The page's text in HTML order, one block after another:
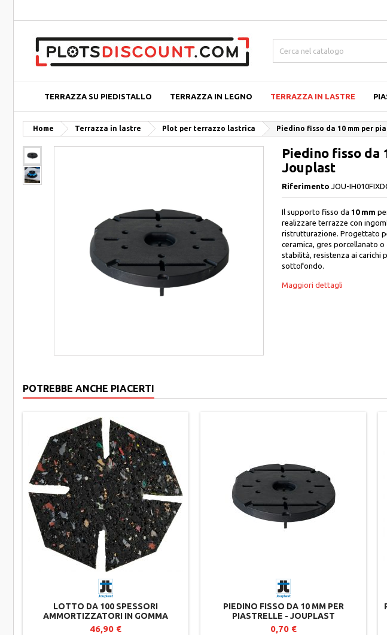
TERRAZZA SU PIEDISTALLO TERRAZZA IN LEGNO TERRAZZA IN LASTRE
Home Terrazza in lastre Plot per terrazzo lastrica Piedino fisso da 10 mm per
Piedino fisso da
Jouplast
Riferimento JOU-
Il supporto fisso da 10 mm
realizzare terrazze con
ristrutturazione. Progettato
ceramica, gres porcellanato
stabilità, resistenza ai carichi
sottofondo.
Maggiori dettagli
POTREBBE ANCHE PIACERTI
LOTTO DA 100 SPESSORI
AMMORTIZZATORI IN GOMMA
RICICLATA PER SUPPORTI TERRAZZA
46,90 €
PIEDINO FISSO DA 10 MM PER
PIASTRELLE - JOUPLAST
0,70 €